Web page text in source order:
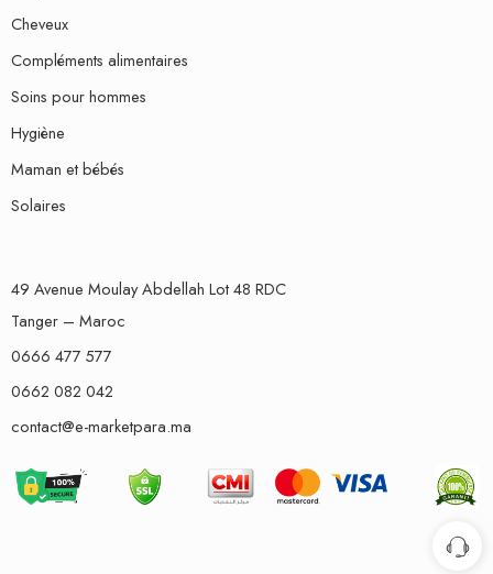
Cheveux
Compléments alimentaires
Soins pour hommes
Hygiène
Maman et bébés
Solaires
49 Avenue Moulay Abdellah Lot 48 RDC
Tanger – Maroc
0666 477 577
0662 082 042
contact@e-marketpara.ma